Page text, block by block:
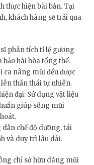
thực hiện bài bản. Tại
khách hàng sẽ trải qua
phân tích tỉ lệ gương
hài hòa tổng thể.
ca nâng mũi đều được
thần thái tự nhiên.
đại: Sử dụng vật liệu
giúp sống mũi
dẫn chế độ dưỡng, tái
và duy trì lâu dài.
chỉ sở hữu dáng mũi